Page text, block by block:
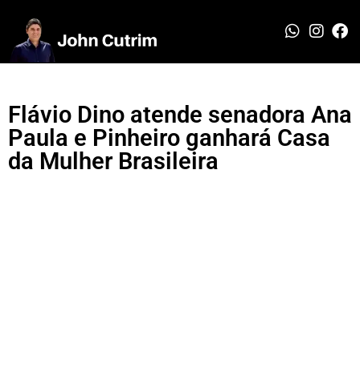
Flávio Dino atende senadora Ana
Paula e Pinheiro ganhará Casa
da Mulher Brasileira